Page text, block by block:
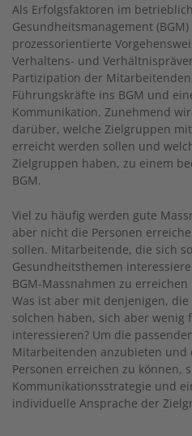
Als Erfolgsfaktoren im
Gesundheitsmanagement
prozessorientierte
Verhaltens- und
Partizipation der
Führungskräfte ins BGM und
Kommunikation. Zunehmend
darüber, welche Zielgruppen
erreicht werden sollen und
Zielgruppen haben, zu einem
BGM.
Viel zu häufig werden gute
aber nicht die Personen
sollen. Mitarbeitende, die sich
Gesundheitsthemen
BGM-Massnahmen zu
Was ist aber mit denjenigen,
solchen haben, sich aber wenig
interessieren? Um die
Mitarbeitenden anzubieten und
Personen erreichen zu können,
Kommunikationsstrategie und
individuelle Ansprache der